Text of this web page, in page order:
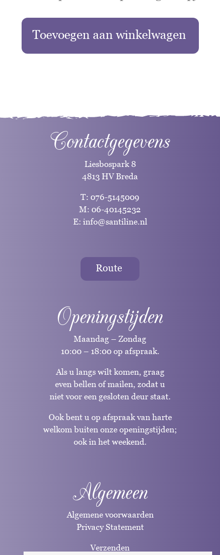
Toevoegen aan winkelwagen
Contactgegevens
Liesbospark 8
4813 HV Breda
T: 076-5145009
M: 06-40145232
E: info@santiline.nl
Route
Openingstijden
Maandag – Zondag
10:00 – 18:00 op afspraak.
Als u langs wilt komen, graag
even bellen of mailen, zodat u
niet voor een gesloten deur staat.
Ook bent u op afspraak van harte
welkom buiten onze openingstijden;
ook in het weekend.
Algemeen
Algemene voorwaarden
Privacy Statement
Verzenden